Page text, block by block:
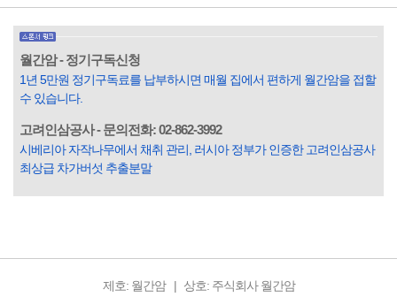
입힌다는 것입니다. 미꾸라지 한 마리가 시냇물을 흐린다는
옛말이 그저 허투루 생기지는 않은 듯합니다. 대부분의 사람
들은 열심히 살아갑니다. 그렇다고 97%의 사람들이 모두 착
월간암 - 정기구독신청
1년 5만원 정기구독료를 납부하시면 매월 집에서 편하게 월간암을 접할
수 있습니다.
고려인삼공사 - 문의전화: 02-862-3992
시베리아 자작나무에서 채취 관리, 러시아 정부가 인증한 고려인삼공사
최상급 차가버섯 추출분말
제호: 월간암
상호: 주식회사 월간암